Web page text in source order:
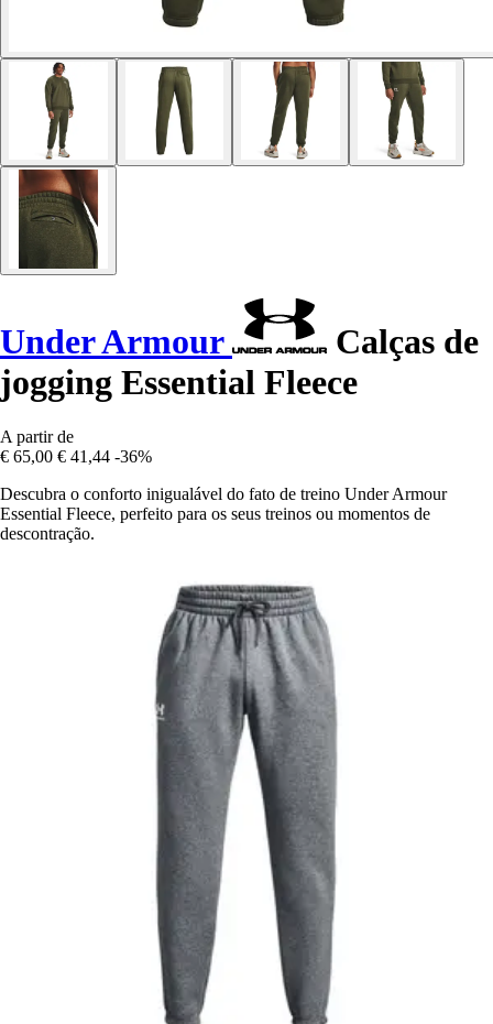
Under Armour
Calças de
jogging Essential Fleece
A partir de
€ 65,00 € 41,44 -36%
Descubra o conforto inigualável do fato de treino Under Armour
Essential Fleece, perfeito para os seus treinos ou momentos de
descontração.